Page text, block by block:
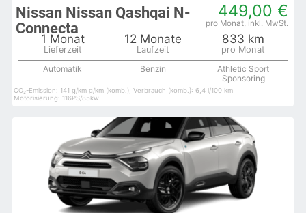
449,00 €
Nissan Nissan Qashqai N-
Connecta
1 Monat 12 Monate 833 km
Automatik Benzin
Athletic Sport
Sponsoring
CO₂-Emission: 141 g/km g/km (komb.), Verbrauch (komb.): 6,4 l/100 km
Motorisierung: 116PS/85kw